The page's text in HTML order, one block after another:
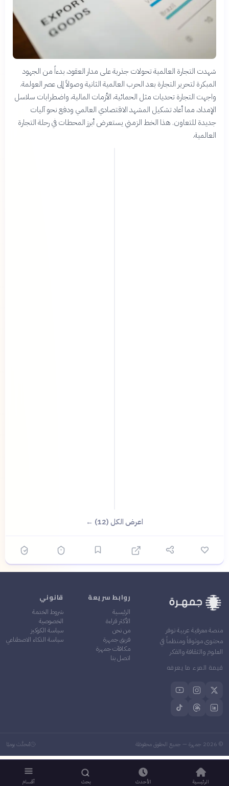
شهدت التجارة العالمية تحولات جذرية على مدار العقود، بدءاً من الجهود
المبكرة لتحرير التجارة بعد الحرب العالمية الثانية وصولاً إلى عصر العولمة.
واجهت التجارة تحديات مثل الحمائية، الأزمات المالية، واضطرابات سلاسل
الإمداد، مما أعاد تشكيل المشهد الاقتصادي العالمي ودفع نحو آليات
جديدة للتعاون. هذا الخط الزمني يستعرض أبرز المحطات في رحلة التجارة
العالمية.
اعرض الكل (12) ←
منصة معرفية عربية توفر
محتوى موثوقاً ومنظماً في
العلوم والثقافة والفكر
قيمة المرء ما يعرفه
روابط سريعة
الرئيسية
الأكثر قراءة
من نحن
فريق جمهرة
مكافآت جمهرة
اتصل بنا
قانوني
شروط الخدمة
الخصوصية
سياسة الكوكيز
سياسة الذكاء الاصطناعي
©
2026 جمهرة — جميع الحقوق محفوظة مُحدَّث يوميًا
الرئيسية الأحدث بحث أقسام